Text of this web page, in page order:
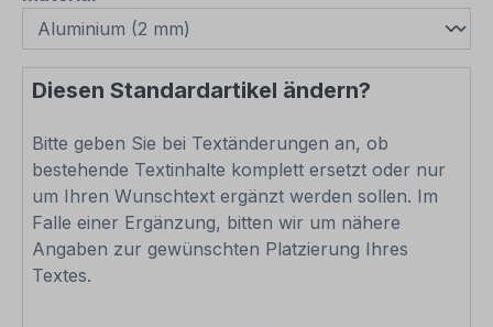
Diesen Standardartikel ändern?
Bitte geben Sie bei Textänderungen an, ob
bestehende Textinhalte komplett ersetzt oder nur
um Ihren Wunschtext ergänzt werden sollen. Im
Falle einer Ergänzung, bitten wir um nähere
Angaben zur gewünschten Platzierung Ihres
Textes.